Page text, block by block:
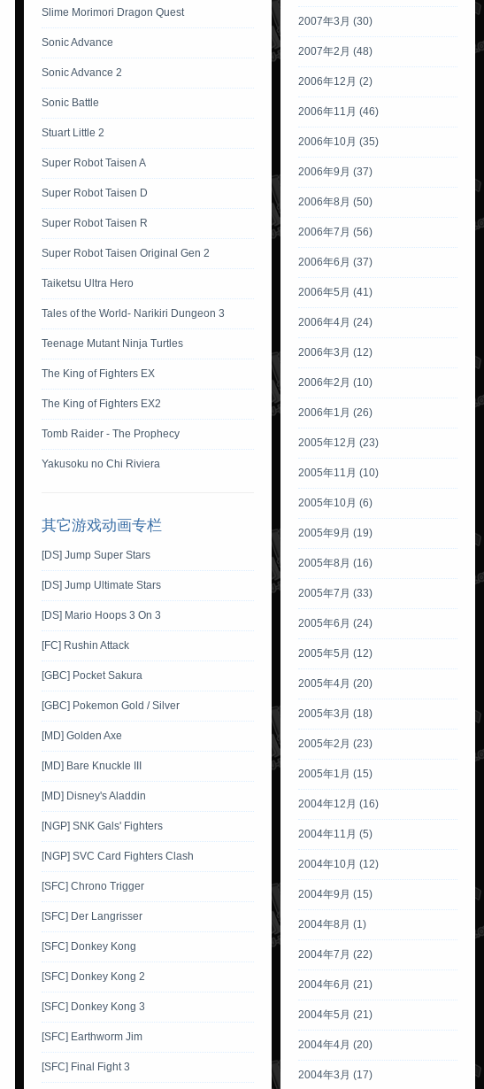
Slime Morimori Dragon Quest
Sonic Advance
Sonic Advance 2
Sonic Battle
Stuart Little 2
Super Robot Taisen A
Super Robot Taisen D
Super Robot Taisen R
Super Robot Taisen Original Gen 2
Taiketsu Ultra Hero
Tales of the World- Narikiri Dungeon 3
Teenage Mutant Ninja Turtles
The King of Fighters EX
The King of Fighters EX2
Tomb Raider - The Prophecy
Yakusoku no Chi Riviera
其它游戏动画专栏
[DS] Jump Super Stars
[DS] Jump Ultimate Stars
[DS] Mario Hoops 3 On 3
[FC] Rushin Attack
[GBC] Pocket Sakura
[GBC] Pokemon Gold / Silver
[MD] Golden Axe
[MD] Bare Knuckle III
[MD] Disney's Aladdin
[NGP] SNK Gals' Fighters
[NGP] SVC Card Fighters Clash
[SFC] Chrono Trigger
[SFC] Der Langrisser
[SFC] Donkey Kong
[SFC] Donkey Kong 2
[SFC] Donkey Kong 3
[SFC] Earthworm Jim
[SFC] Final Fight 3
2007年3月 (30)
2007年2月 (48)
2006年12月 (2)
2006年11月 (46)
2006年10月 (35)
2006年9月 (37)
2006年8月 (50)
2006年7月 (56)
2006年6月 (37)
2006年5月 (41)
2006年4月 (24)
2006年3月 (12)
2006年2月 (10)
2006年1月 (26)
2005年12月 (23)
2005年11月 (10)
2005年10月 (6)
2005年9月 (19)
2005年8月 (16)
2005年7月 (33)
2005年6月 (24)
2005年5月 (12)
2005年4月 (20)
2005年3月 (18)
2005年2月 (23)
2005年1月 (15)
2004年12月 (16)
2004年11月 (5)
2004年10月 (12)
2004年9月 (15)
2004年8月 (1)
2004年7月 (22)
2004年6月 (21)
2004年5月 (21)
2004年4月 (20)
2004年3月 (17)